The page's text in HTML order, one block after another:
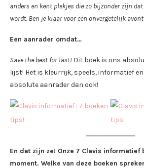
anders en kent plekjes die zo bijzonder zijn
wordt. Ben je klaar voor een onvergetelijk
Een aanrader omdat…
Save the best for last! Dit boek is ons
lijst! Het is kleurrijk, speels, informatief en
absolute aanrader dan ook!
En dat zijn ze! Onze 7 Clavis informatief
moment. Welke van deze boeken